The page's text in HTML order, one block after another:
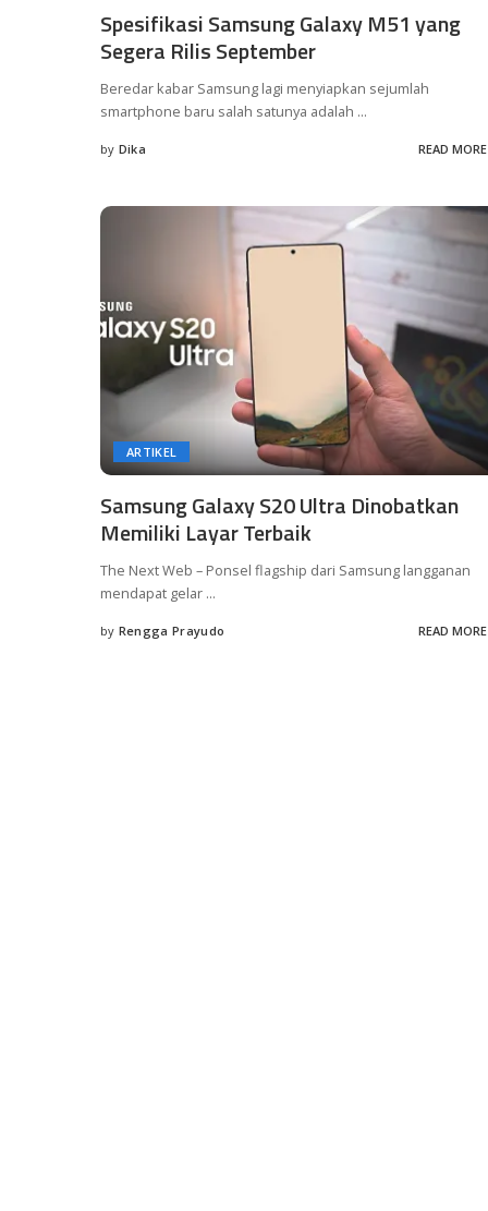
Spesifikasi Samsung Galaxy M51 yang
Segera Rilis September
Beredar kabar Samsung lagi menyiapkan sejumlah
smartphone baru salah satunya adalah ...
Posted
by Dika READ MORE
ARTIKEL
Samsung Galaxy S20 Ultra Dinobatkan
Memiliki Layar Terbaik
The Next Web – Ponsel flagship dari Samsung langganan
mendapat gelar ...
Posted
by Rengga Prayudo READ MORE